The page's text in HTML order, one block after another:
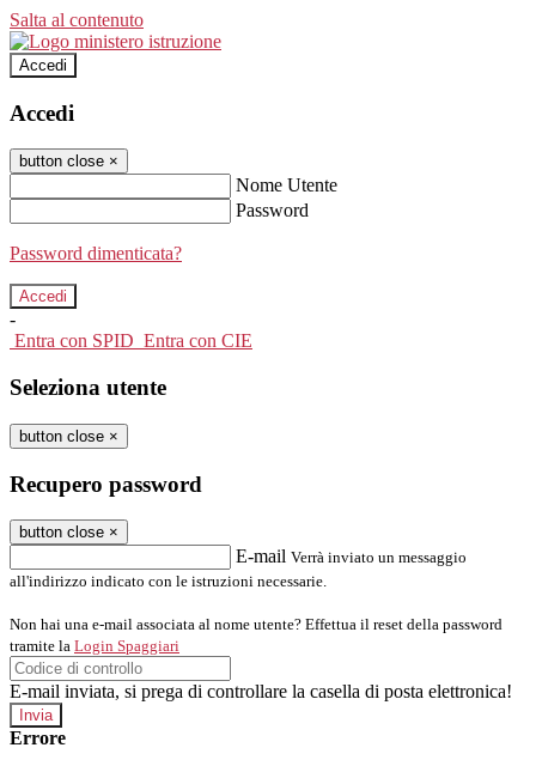
Salta al contenuto
Accedi
Accedi
button close ×
Nome Utente
Password
Password dimenticata?
-
Entra con SPID Entra con CIE
Seleziona utente
button close ×
Recupero password
button close ×
E-mail Verrà inviato un messaggio
all'indirizzo indicato con le istruzioni necessarie.
Non hai una e-mail associata al nome utente? Effettua il reset della password
tramite la Login Spaggiari
E-mail inviata, si prega di controllare la casella di posta elettronica!
Errore